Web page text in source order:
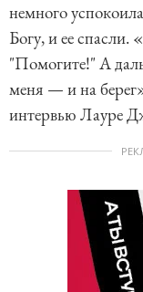
немного
Богу, и ее спасли.
"Помогите!" А
меня — и на
интервью Лауре